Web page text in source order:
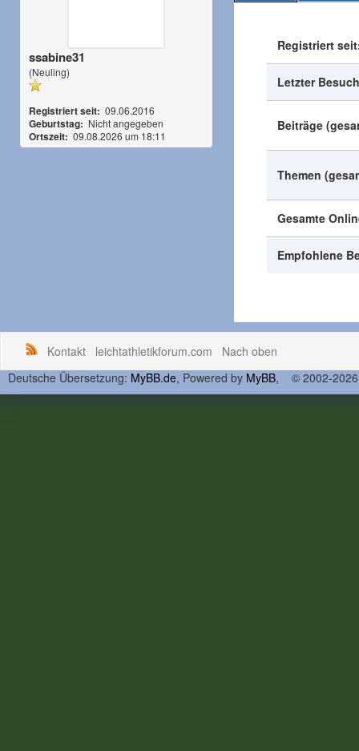
ssabine31
(Neuling)
Registriert seit: 09.06.2016
Geburtstag: Nicht angegeben
Ortszeit: 09.08.2026 um 18:11
Registriert
Letzter
Beiträge
Themen
Gesamte
Empfohlene
Kontakt leichtathletikforum.com
Nach oben
Deutsche Übersetzung: MyBB.de, Powered by MyBB, © 2002-